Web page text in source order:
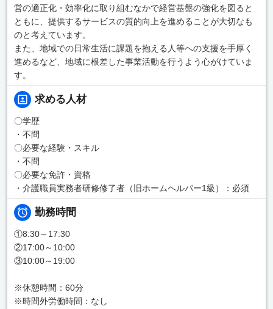
営の適正化・効率化に取り組むなかで経営基盤の強化を図ると
ともに、提供するサービスの質的向上を進めることが大切なも
のと考えています。
また、地域での日常生活に課題を抱える人等への支援を手厚く
進めるなど、地域に根差した事業活動を行うよう心がけていま
す。
求める人材
〇学歴
・不問
〇必要な経験・スキル
・不問
〇必要な免許・資格
・介護職員実務者研修修了者（旧ホームヘルパー1級）：必須
勤務時間
①8:30～17:30
②17:00～10:00
③10:00～19:00
※休憩時間：60分
※時間外労働時間：なし